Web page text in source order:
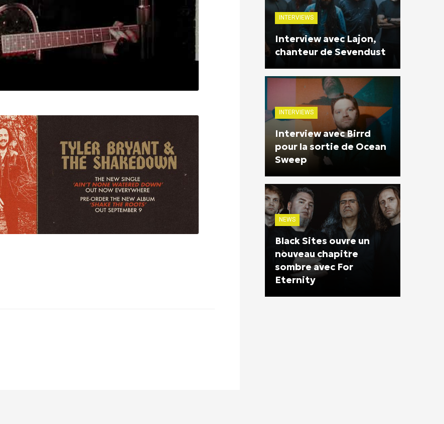
INTERVIEWS
Interview avec Lajon,
chanteur de Sevendust
INTERVIEWS
Interview avec Birrd
pour la sortie de Ocean
Sweep
NEWS
Black Sites ouvre un
nouveau chapitre
sombre avec For
Eternity